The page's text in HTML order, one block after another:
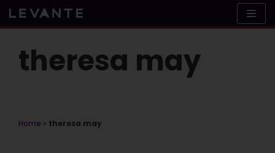
Skip
to
theresa may
Home » theresa may